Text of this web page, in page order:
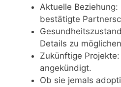
Aktuelle
bestätigte
Details zu
Zukünftige
angekündigt.
Ob sie jemals